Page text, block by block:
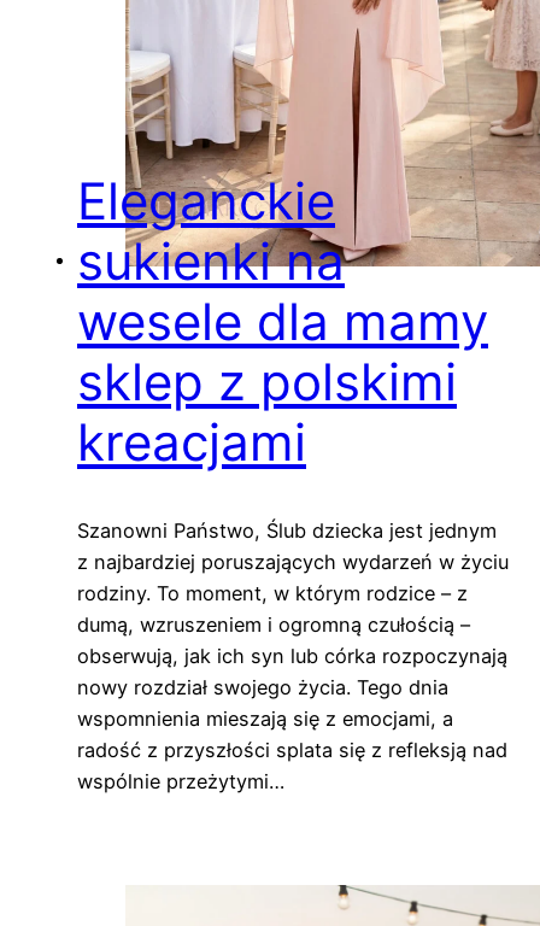
Eleganckie
sukienki na
wesele dla mamy
sklep z polskimi
kreacjami
Szanowni Państwo, Ślub dziecka jest jednym
z najbardziej poruszających wydarzeń w życiu
rodziny. To moment, w którym rodzice – z
dumą, wzruszeniem i ogromną czułością –
obserwują, jak ich syn lub córka rozpoczynają
nowy rozdział swojego życia. Tego dnia
wspomnienia mieszają się z emocjami, a
radość z przyszłości splata się z refleksją nad
wspólnie przeżytymi…